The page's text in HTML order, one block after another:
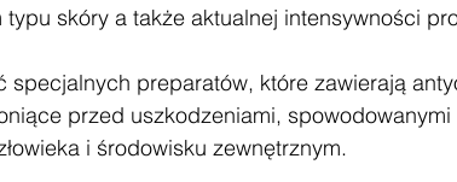
skóry a także aktualnej intensywności
specjalnych preparatów, które zawierają
przed uszkodzeniami,
i środowisku zewnętrznym.